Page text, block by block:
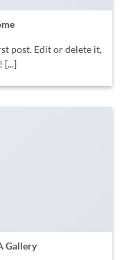
post. Edit or delete it,
[...]
Gallery